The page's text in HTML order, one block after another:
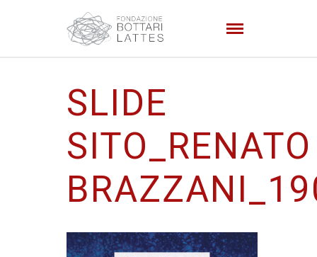
SLIDE
SITO_RENATO